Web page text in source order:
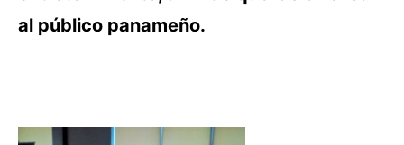
al público panameño.